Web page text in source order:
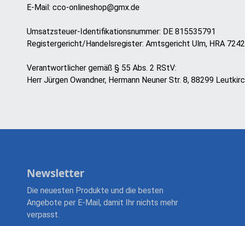
E-Mail: cco-onlineshop@gmx.de
Umsatzsteuer-Identifikationsnummer: DE 815535791
Registergericht/Handelsregister: Amtsgericht Ulm, HRA
Verantwortlicher gemäß § 55 Abs. 2 RStV:
Herr Jürgen Owandner, Hermann Neuner Str. 8, 88299
Newsletter
Die neuesten Produkte und die besten
Angebote per E-Mail, damit Ihr nichts mehr
verpasst.